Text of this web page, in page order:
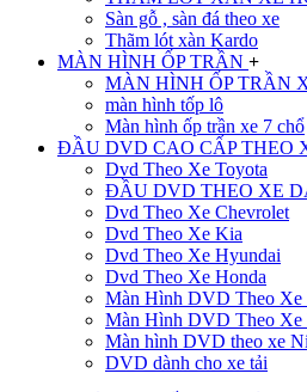
Sàn gỗ , sàn đá theo xe
Thãm lót xàn Kardo
MÀN HÌNH ỐP TRẦN +
MÀN HÌNH ỐP TRẦN
màn hình tốp lô
Màn hình ốp trần xe 7 chổ
ĐẦU DVD CAO CẤP THEO
Dvd Theo Xe Toyota
ĐẦU DVD THEO XE
Dvd Theo Xe Chevrolet
Dvd Theo Xe Kia
Dvd Theo Xe Hyundai
Dvd Theo Xe Honda
Màn Hình DVD Theo Xe
Màn Hình DVD Theo
Màn hình DVD theo xe
DVD dành cho xe tải